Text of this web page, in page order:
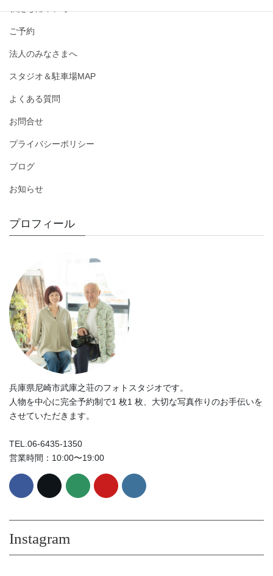
私たちについて
ご予約
法人のみなさまへ
スタジオ＆駐車場MAP
よくある質問
お問合せ
プライバシーポリシー
ブログ
お知らせ
プロフィール
兵庫県尼崎市武庫之荘のフォトスタジオです。
人物を中心に完全予約制で1 枚1 枚、大切な写真作りのお手伝いを
させていただきます。
TEL.06-6435-1350
営業時間：10:00〜19:00
Instagram